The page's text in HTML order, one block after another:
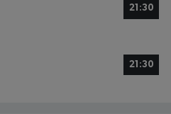
21:30
21:30